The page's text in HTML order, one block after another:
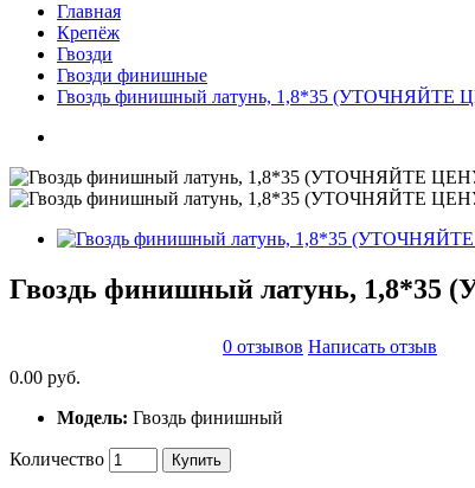
Главная
Крепёж
Гвозди
Гвозди финишные
Гвоздь финишный латунь, 1,8*35
Гвоздь финишный латунь,
0 отзывов Написать отзыв
0.00 руб.
Модель: Гвоздь финишный
Количество Купить